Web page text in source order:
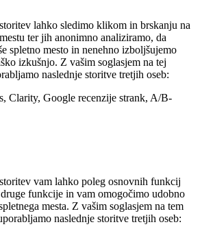
lahko sledimo klikom in brskanju na
ter jih anonimno analiziramo, da
spletno mesto in nenehno izboljšujemo
izkušnjo. Z vašim soglasjem na tej
naslednje storitve tretjih oseb:
Clarity, Google recenzije strank, A/B-
vam lahko poleg osnovnih funkcij
funkcije in vam omogočimo udobno
mesta. Z vašim soglasjem na tem
naslednje storitve tretjih oseb: